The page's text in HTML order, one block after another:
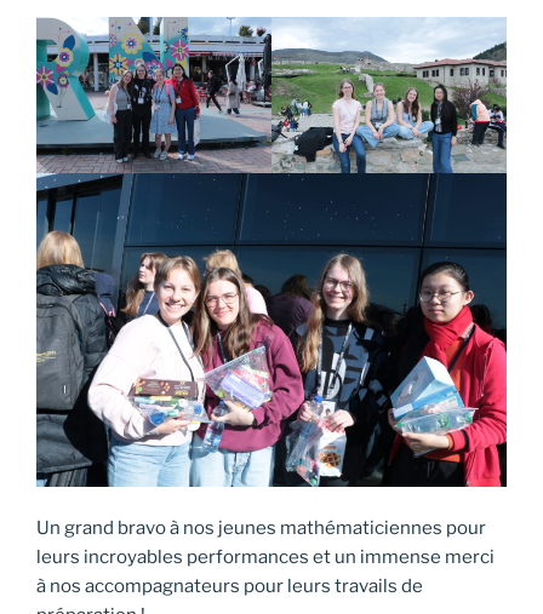
Un grand bravo à nos jeunes mathématiciennes pour
leurs incroyables performances et un immense merci
à nos accompagnateurs pour leurs travails de